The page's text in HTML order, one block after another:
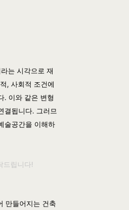
는 시각으로 재
, 사회적 조건에
. 이와 같은 변형
결됩니다. 그러므
술공간을 이해하
드립니다!
만들어지는 건축